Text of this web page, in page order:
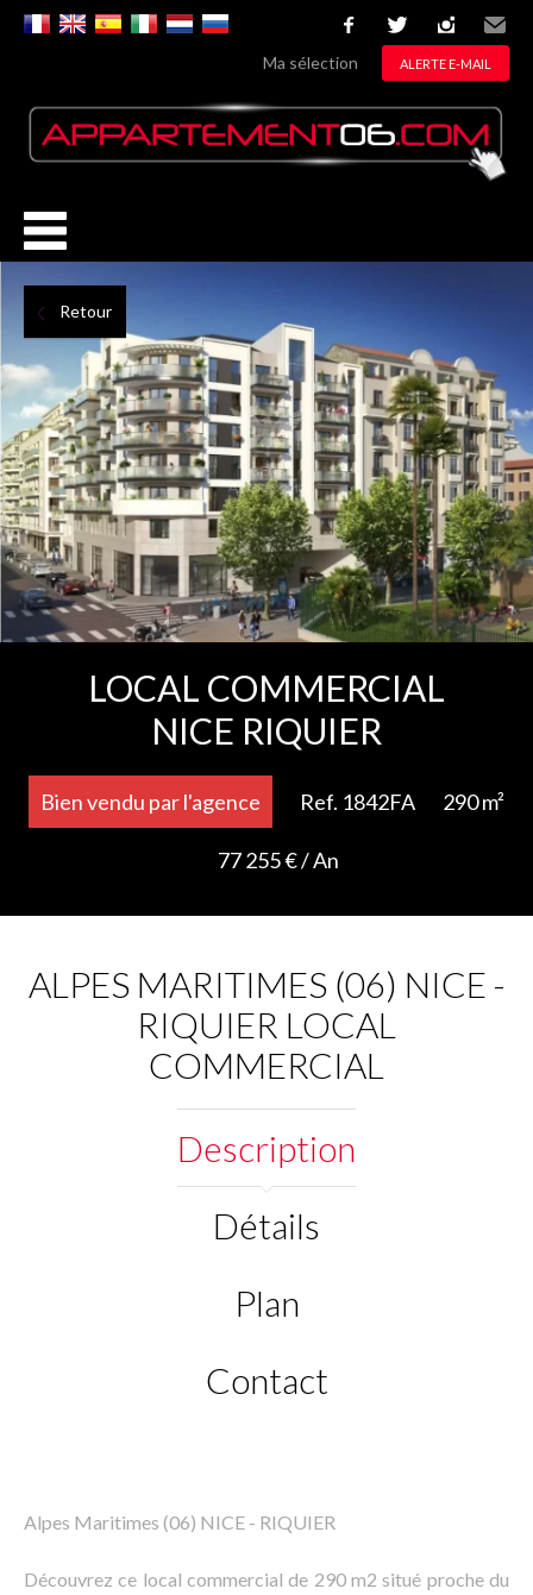
facebooktwitterinstagram
Email
Ma sélection ALERTE E-MAIL
Retour
LOCAL COMMERCIAL
NICE RIQUIER
Bien vendu par l'agence Ref. 1842FA 290 m²
77 255 € / An
ALPES MARITIMES (06) NICE -
RIQUIER LOCAL
COMMERCIAL
Description
Détails
Plan
Contact
Alpes Maritimes (06) NICE - RIQUIER
Découvrez ce local commercial de 290 m2 situé proche du